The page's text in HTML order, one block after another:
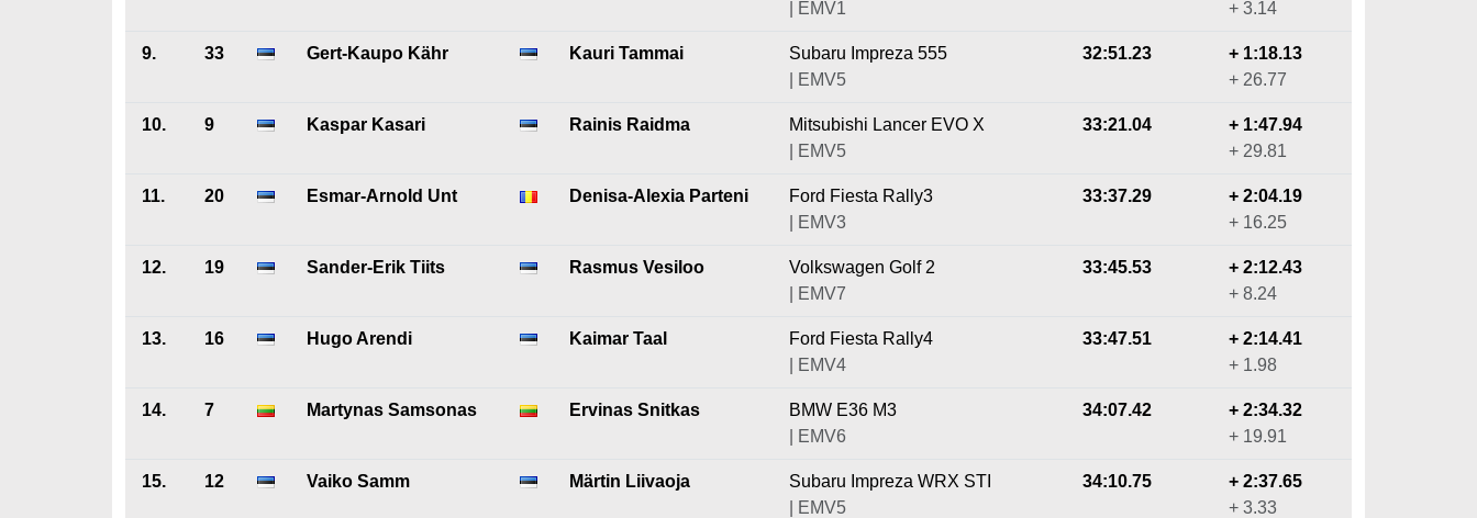
| EMV1
+ 3.14
9. 33 Gert-Kaupo Kähr Kauri Tammai
Subaru Impreza 555
| EMV5
32:51.23
+ 1:18.13
+ 26.77
10. 9 Kaspar Kasari Rainis Raidma
Mitsubishi Lancer EVO X
| EMV5
33:21.04
+ 1:47.94
+ 29.81
11. 20 Esmar-Arnold Unt Denisa-Alexia Parteni
Ford Fiesta Rally3
| EMV3
33:37.29
+ 2:04.19
+ 16.25
12. 19 Sander-Erik Tiits Rasmus Vesiloo
Volkswagen Golf 2
| EMV7
33:45.53
+ 2:12.43
+ 8.24
13. 16 Hugo Arendi Kaimar Taal
Ford Fiesta Rally4
| EMV4
33:47.51
+ 2:14.41
+ 1.98
14. 7 Martynas Samsonas Ervinas Snitkas
BMW E36 M3
| EMV6
34:07.42
+ 2:34.32
+ 19.91
15. 12 Vaiko Samm Märtin Liivaoja
Subaru Impreza WRX STI
| EMV5
34:10.75
+ 2:37.65
+ 3.33